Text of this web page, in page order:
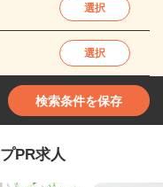
選択
選択
検索条件を保存
PR求人